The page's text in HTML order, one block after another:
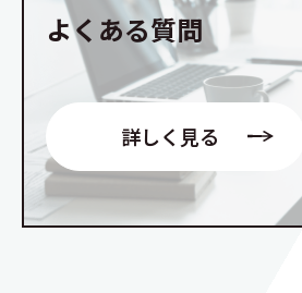
よくある質問
詳しく見る